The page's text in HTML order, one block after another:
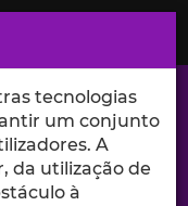
no Iscte
tecnologias
um conjunto
A
da utilização de
à